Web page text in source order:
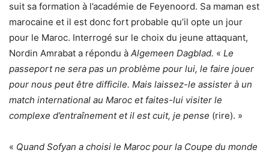
suit sa formation à l’académie de Feyenoord. Sa maman est
marocaine et il est donc fort probable qu’il opte un jour
pour le Maroc. Interrogé sur le choix du jeune attaquant,
Nordin Amrabat a répondu à Algemeen Dagblad. « Le
passeport ne sera pas un problème pour lui, le faire jouer
pour nous peut être difficile. Mais laissez-le assister à un
match international au Maroc et faites-lui visiter le
complexe d’entraînement et il est cuit, je pense (rire). »
« Quand Sofyan a choisi le Maroc pour la Coupe du monde